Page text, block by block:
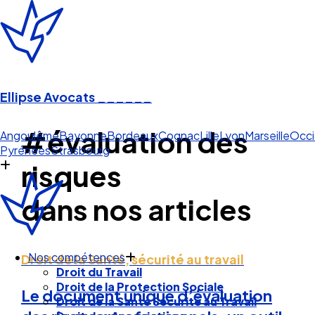
Ellipse Avocats
Occit
AngoulêmeBayonneBordeauxCognacLilleLyonMarseille
Pyrénées
Nos compétences
Droit du Travail
Droit de la Protection Sociale
#évaluation des
risques
dans nos articles
Droit de la Santé, sécurité au travail
Le document unique d’évaluation